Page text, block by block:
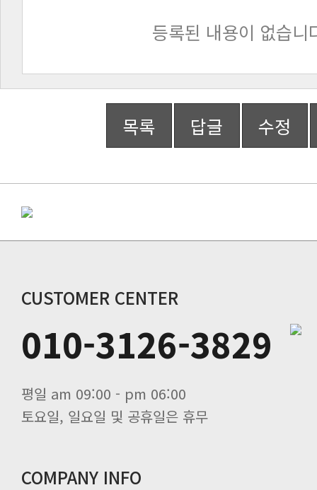
등록된 내용이 없습니
목록 답글 수정
CUSTOMER CENTER
010-3126-3829
평일 am 09:00 - pm 06:00
토요일, 일요일 및 공휴일은 휴무
COMPANY INFO